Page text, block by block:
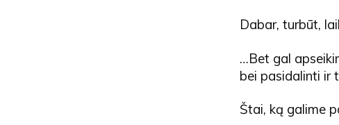
Dabar, turbūt,
…Bet gal
bei pasidalinti ir
Štai, ką galime